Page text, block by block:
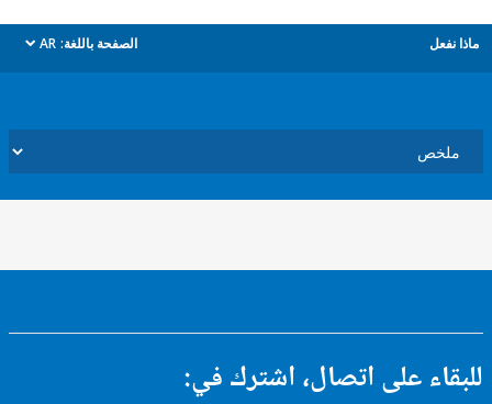
الصفحة باللغة: AR
dropdown
على اتصال، اشترك في: